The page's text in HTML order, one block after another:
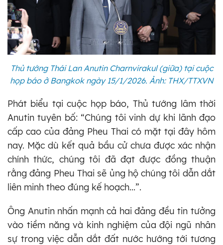
Thủ tướng Thái Lan Anutin Charnvirakul (giữa) tại cuộc
họp báo ở Bangkok ngày 15/1/2026. Ảnh: THX/TTXVN
Phát biểu tại cuộc họp báo, Thủ tướng lâm thời
Anutin tuyên bố: “Chúng tôi vinh dự khi lãnh đạo
cấp cao của đảng Pheu Thai có mặt tại đây hôm
nay. Mặc dù kết quả bầu cử chưa được xác nhận
chính thức, chúng tôi đã đạt được đồng thuận
rằng đảng Pheu Thai sẽ ủng hộ chúng tôi dẫn dắt
liên minh theo đúng kế hoạch...”.
Ông Anutin nhấn mạnh cả hai đảng đều tin tưởng
vào tiềm năng và kinh nghiệm của đội ngũ nhân
sự trong việc dẫn dắt đất nước hướng tới tương